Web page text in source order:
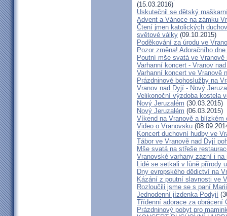
(15.03.2016)
Uskutečnil se dětský
Advent a Vánoce na zámku
Čtení jmen katolických
světové války (09.10.2015)
Poděkování za úrodu ve
Pozor změna! Adoračního
Poutní mše svatá ve Vranově
Varhanní koncert - Vranov
Varhanní koncert ve Vranově
Prázdninové bohoslužby na
Vranov nad Dyjí - Nový
Velikonoční výzdoba kostela
Nový Jeruzalém (30.03.2015)
Nový Jeruzalém (06.03.2015)
Víkend na Vranově a blízkém
Video o Vranovsku
Koncert duchovní hudby ve
Tábor ve Vranově nad Dyjí
Mše svatá na střeše
Vranovské varhany zazní i
Lidé se setkali v lůně přírody
Dny evropského dědictví na
Kázání z poutní slavnosti ve
Rozloučili jsme se s paní
Jednodenní jízdenka Podyjí
Třídenní adorace za obrácení
Prázdninový pobyt pro